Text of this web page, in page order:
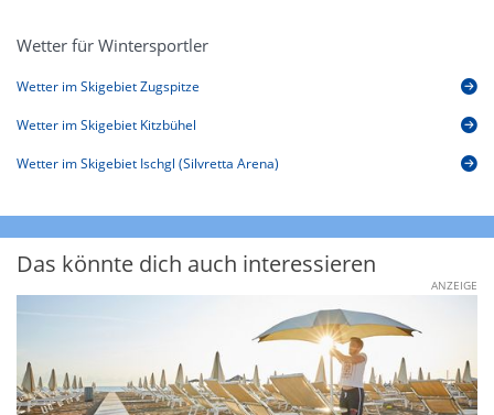
Wetter für Wintersportler
Wetter im Skigebiet Zugspitze
Wetter im Skigebiet Kitzbühel
Wetter im Skigebiet Ischgl (Silvretta Arena)
Das könnte dich auch interessieren
ANZEIGE